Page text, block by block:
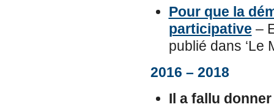
Pour que la
participative –
publié dans ‘Le
2016 – 2018
Il a fallu